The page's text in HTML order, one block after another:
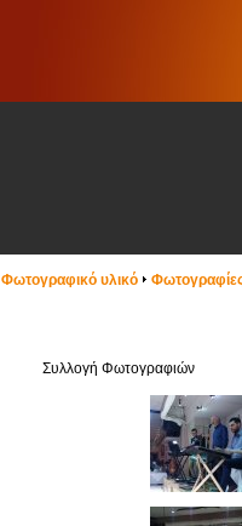
Φωτογραφικό υλικό
Συλλογή Φωτογραφιών